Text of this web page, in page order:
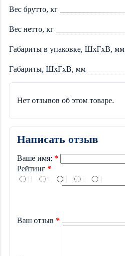
Вес брутто, кг
Вес нетто, кг
Габариты в упаковке, ШхГхВ, мм
Габариты, ШхГхВ, мм
Нет отзывов об этом товаре.
Написать отзыв
Ваше имя:
Рейтинг
Ваш отзыв